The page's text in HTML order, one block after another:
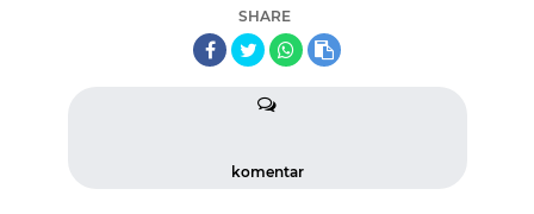
SHARE
komentar